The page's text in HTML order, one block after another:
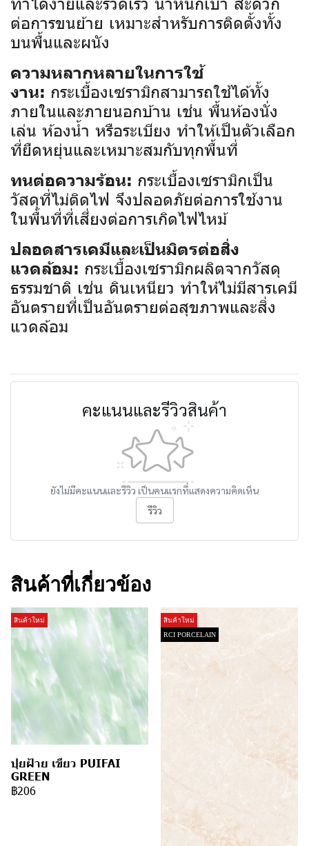
ต่อการขนย้าย เหมาะสำหรับการติดตั้งทั้ง
บนพื้นและผนัง
ความหลากหลายในการใช้
งาน: กระเบื้องเซรามิกสามารถใช้ได้ทั้ง
ภายในและภายนอกบ้าน เช่น พื้นห้องนั่ง
เล่น ห้องน้ำ หรือระเบียง ทำให้เป็นตัวเลือก
ที่ยืดหยุ่นและเหมาะสมกับทุกพื้นที่
ทนต่อความร้อน: กระเบื้องเซรามิกเป็น
วัสดุที่ไม่ติดไฟ จึงปลอดภัยต่อการใช้งาน
ในพื้นที่ที่เสี่ยงต่อการเกิดไฟไหม้
ปลอดสารเคมีและเป็นมิตรต่อสิ่ง
แวดล้อม: กระเบื้องเซรามิกผลิตจากวัสดุ
ธรรมชาติ เช่น ดินเหนียว ทำให้ไม่มีสารเคมี
อันตรายที่เป็นอันตรายต่อสุขภาพและสิ่ง
แวดล้อม
คะแนนและรีวิวสินค้า
ยังไม่มีคะแนนและรีวิว เป็นคนแรกที่แสดงความคิดเห็น
รีวิว
สินค้าที่เกี่ยวข้อง
สินค้าใหม่
ปุยฝ้าย เขียว PUIFAI
GREEN
฿206
สินค้าใหม่
RCI PORCELAIN